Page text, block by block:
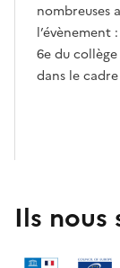
nombreuses
l’évènement
6e du
dans le
Ils nous